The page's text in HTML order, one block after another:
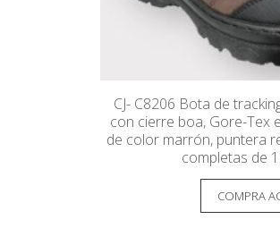
CJ- C8206 Bota de
con cierre boa, Gore-Tex
de color marrón, puntera
completas de
COMPRA